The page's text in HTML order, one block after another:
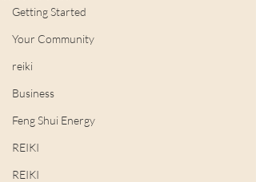
Getting Started
Your Community
reiki
Business
Feng Shui Energy
REIKI
REIKI